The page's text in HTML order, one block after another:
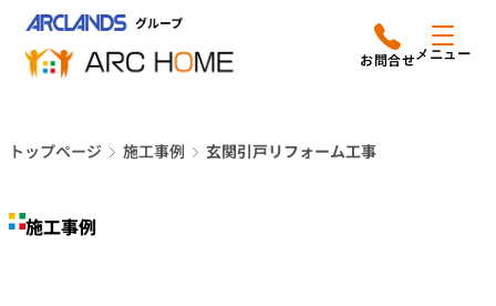
ッ
アークホームについて
施工事例
店舗案内
メニュー
営業時間は
平日9時から18時までと
電話をかける
トップページ 施工事例 玄関引戸リフォーム工事
施工事例